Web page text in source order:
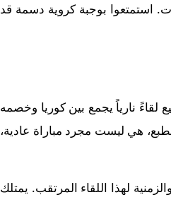
استمتعوا بوجبة كروية دسمة قد
نارياً يجمع بينكوريا وخصمه
هي ليست مجرد مباراة عادية،
لهذا اللقاء المرتقب. يمتلك